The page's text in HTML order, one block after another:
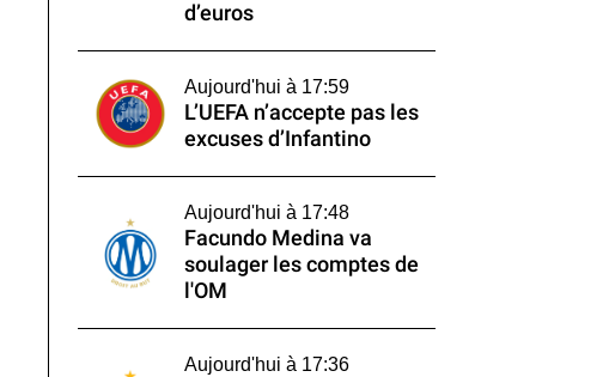
d’euros
Aujourd'hui à 17:59
L’UEFA n’accepte pas les
excuses d’Infantino
Aujourd'hui à 17:48
Facundo Medina va
soulager les comptes de
l'OM
Aujourd'hui à 17:36